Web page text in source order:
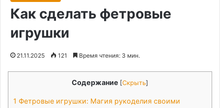
Как сделать фетровые
игрушки
21.11.2025 121 Время чтения: 3 мин.
Содержание [Скрыть]
1 Фетровые игрушки: Магия рукоделия своими